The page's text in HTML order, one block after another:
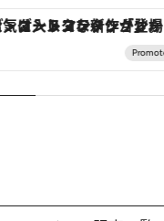
や花ズッキーニなどをイタリア・トスカーナの郷土料理の手法で満喫！